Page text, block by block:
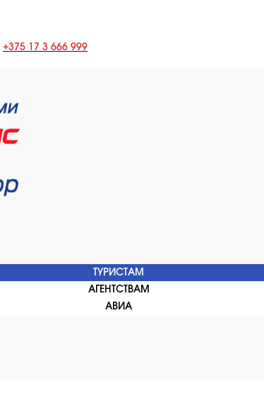
+375 17 3 666 999
ТУРИСТАМ
АГЕНТСТВАМ
АВИА